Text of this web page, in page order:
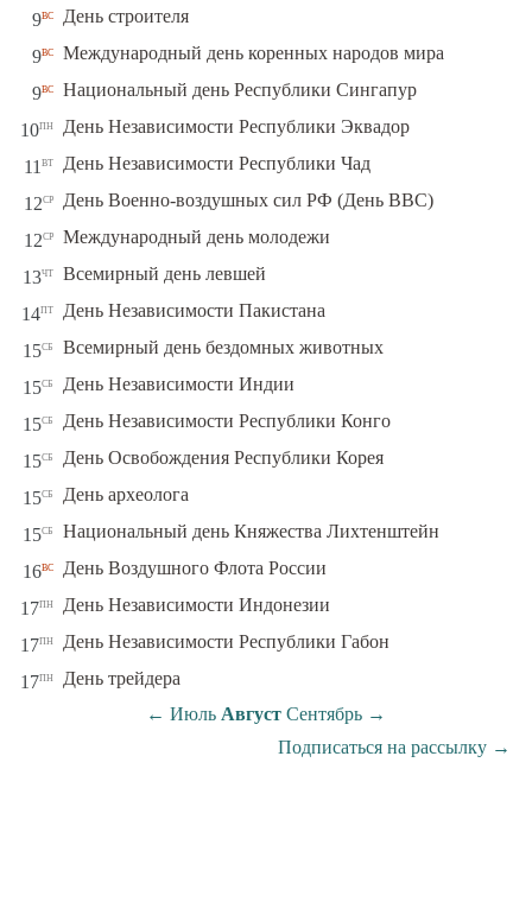
9вс День строителя
9вс Международный день коренных народов мира
9вс Национальный день Республики Сингапур
10пн День Независимости Республики Эквадор
11 вт День Независимости Республики Чад
12ср День Военно-воздушных сил РФ (День ВВС)
12ср Международный день молодежи
13чт Всемирный день левшей
14пт День Независимости Пакистана
15сб Всемирный день бездомных животных
15сб День Независимости Индии
15сб День Независимости Республики Конго
15сб День Освобождения Республики Корея
15сб День археолога
15сб Национальный день Княжества Лихтенштейн
16вс День Воздушного Флота России
17пн День Независимости Индонезии
17пн День Независимости Республики Габон
17пн
День трейдера
← Июль Август Сентябрь →
Подписаться на рассылку →